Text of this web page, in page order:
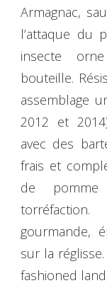
Armagnac,
l’attaque du
insecte
bouteille.
assemblage
2012 et
avec des
frais et
de pomme
gourmande,
sur la
fashioned